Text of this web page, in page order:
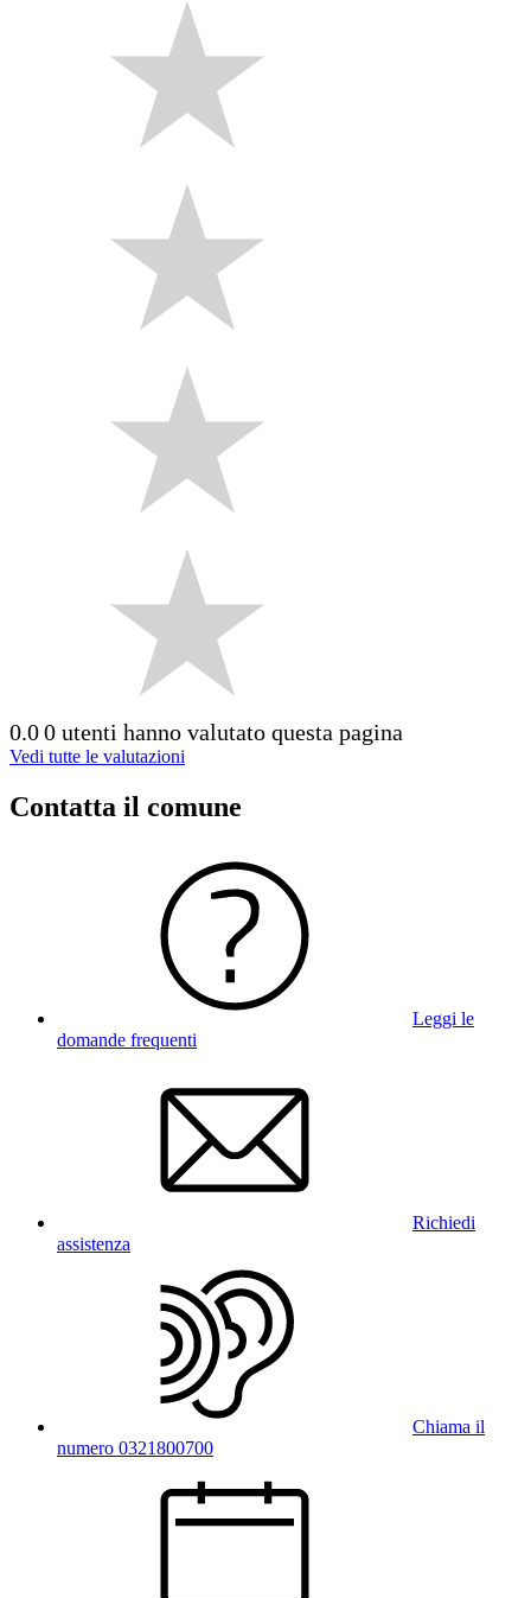
0.00 utenti hanno valutato questa pagina
Vedi tutte le valutazioni
Contatta il comune
Leggi le
domande frequenti
Richiedi
assistenza
Chiama il
numero 0321800700